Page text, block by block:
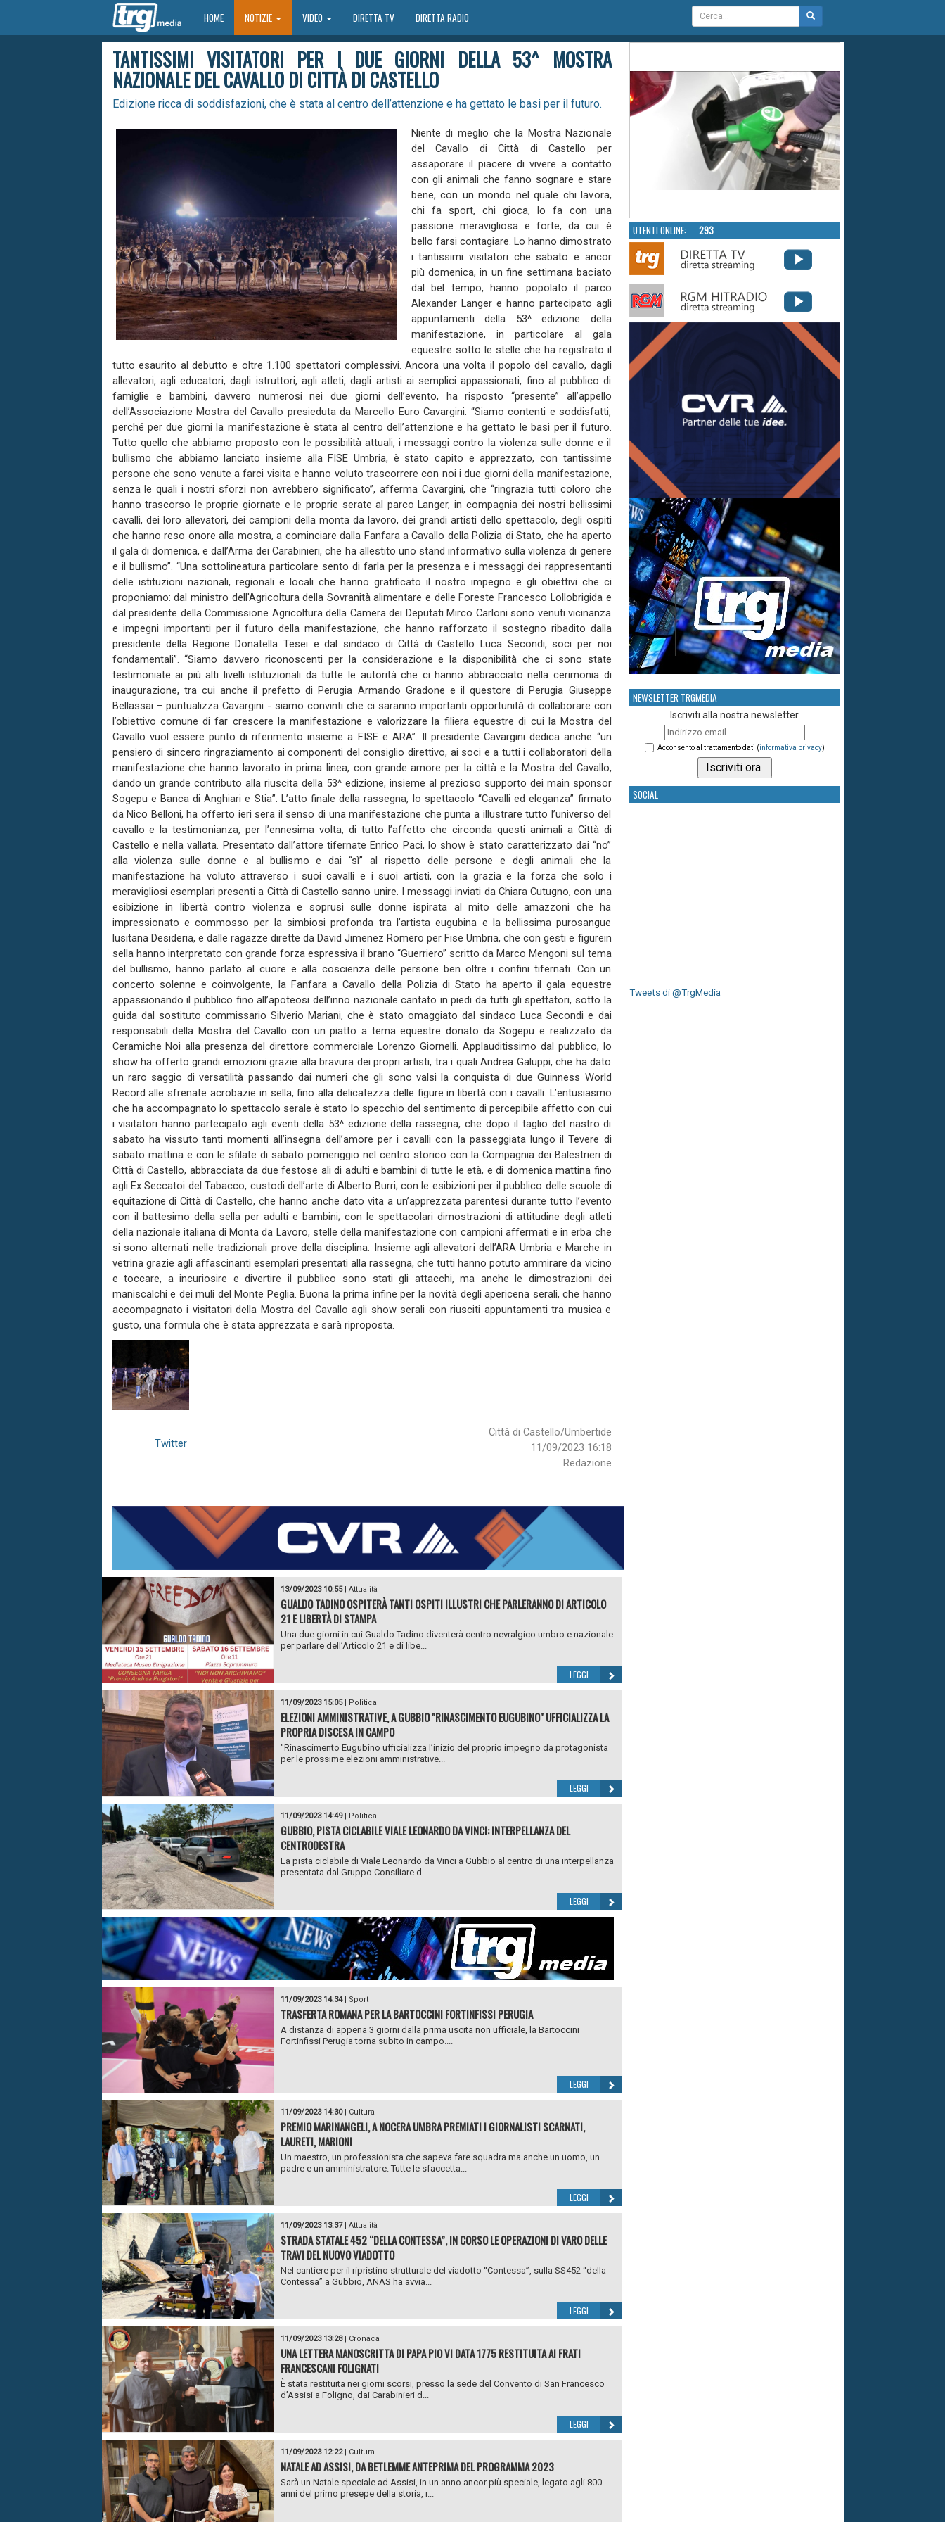
HOMEHOME NOTIZIE VIDEO DIRETTA TV DIRETTA RADIO
TANTISSIMI VISITATORI PER I DUE GIORNI DELLA 53^ MOSTRA
NAZIONALE DEL CAVALLO DI CITTÀ DI CASTELLO
Edizione ricca di soddisfazioni, che è stata al centro dell’attenzione e ha gettato le basi per il futuro.
Niente di meglio che la Mostra Nazionale
del Cavallo di Città di Castello per
assaporare il piacere di vivere a contatto
con gli animali che fanno sognare e stare
bene, con un mondo nel quale chi lavora,
chi fa sport, chi gioca, lo fa con una
passione meravigliosa e forte, da cui è
bello farsi contagiare. Lo hanno dimostrato
i tantissimi visitatori che sabato e ancor
più domenica, in un fine settimana baciato
dal bel tempo, hanno popolato il parco
Alexander Langer e hanno partecipato agli
appuntamenti della 53^ edizione della
manifestazione, in particolare al gala
equestre sotto le stelle che ha registrato il
tutto esaurito al debutto e oltre 1.100 spettatori complessivi. Ancora una volta il popolo del cavallo, dagli
allevatori, agli educatori, dagli istruttori, agli atleti, dagli artisti ai semplici appassionati, fino al pubblico di
famiglie e bambini, davvero numerosi nei due giorni dell’evento, ha risposto “presente” all’appello
dell’Associazione Mostra del Cavallo presieduta da Marcello Euro Cavargini. “Siamo contenti e soddisfatti,
perché per due giorni la manifestazione è stata al centro dell’attenzione e ha gettato le basi per il futuro.
Tutto quello che abbiamo proposto con le possibilità attuali, i messaggi contro la violenza sulle donne e il
bullismo che abbiamo lanciato insieme alla FISE Umbria, è stato capito e apprezzato, con tantissime
persone che sono venute a farci visita e hanno voluto trascorrere con noi i due giorni della manifestazione,
senza le quali i nostri sforzi non avrebbero significato”, afferma Cavargini, che “ringrazia tutti coloro che
hanno trascorso le proprie giornate e le proprie serate al parco Langer, in compagnia dei nostri bellissimi
cavalli, dei loro allevatori, dei campioni della monta da lavoro, dei grandi artisti dello spettacolo, degli ospiti
che hanno reso onore alla mostra, a cominciare dalla Fanfara a Cavallo della Polizia di Stato, che ha aperto
il gala di domenica, e dall’Arma dei Carabinieri, che ha allestito uno stand informativo sulla violenza di genere
e il bullismo”. “Una sottolineatura particolare sento di farla per la presenza e i messaggi dei rappresentanti
delle istituzioni nazionali, regionali e locali che hanno gratificato il nostro impegno e gli obiettivi che ci
proponiamo: dal ministro dell'Agricoltura della Sovranità alimentare e delle Foreste Francesco Lollobrigida e
dal presidente della Commissione Agricoltura della Camera dei Deputati Mirco Carloni sono venuti vicinanza
e impegni importanti per il futuro della manifestazione, che hanno rafforzato il sostegno ribadito dalla
presidente della Regione Donatella Tesei e dal sindaco di Città di Castello Luca Secondi, soci per noi
fondamentali”. “Siamo davvero riconoscenti per la considerazione e la disponibilità che ci sono state
testimoniate ai più alti livelli istituzionali da tutte le autorità che ci hanno abbracciato nella cerimonia di
inaugurazione, tra cui anche il prefetto di Perugia Armando Gradone e il questore di Perugia Giuseppe
Bellassai – puntualizza Cavargini - siamo convinti che ci saranno importanti opportunità di collaborare con
l’obiettivo comune di far crescere la manifestazione e valorizzare la filiera equestre di cui la Mostra del
Cavallo vuol essere punto di riferimento insieme a FISE e ARA”. Il presidente Cavargini dedica anche “un
pensiero di sincero ringraziamento ai componenti del consiglio direttivo, ai soci e a tutti i collaboratori della
manifestazione che hanno lavorato in prima linea, con grande amore per la città e la Mostra del Cavallo,
dando un grande contributo alla riuscita della 53^ edizione, insieme al prezioso supporto dei main sponsor
Sogepu e Banca di Anghiari e Stia”. L’atto finale della rassegna, lo spettacolo “Cavalli ed eleganza” firmato
da Nico Belloni, ha offerto ieri sera il senso di una manifestazione che punta a illustrare tutto l’universo del
cavallo e la testimonianza, per l’ennesima volta, di tutto l’affetto che circonda questi animali a Città di
Castello e nella vallata. Presentato dall’attore tifernate Enrico Paci, lo show è stato caratterizzato dai “no”
alla violenza sulle donne e al bullismo e dai “sì” al rispetto delle persone e degli animali che la
manifestazione ha voluto attraverso i suoi cavalli e i suoi artisti, con la grazia e la forza che solo i
meravigliosi esemplari presenti a Città di Castello sanno unire. I messaggi inviati da Chiara Cutugno, con una
esibizione in libertà contro violenza e soprusi sulle donne ispirata al mito delle amazzoni che ha
impressionato e commosso per la simbiosi profonda tra l’artista eugubina e la bellissima purosangue
lusitana Desideria, e dalle ragazze dirette da David Jimenez Romero per Fise Umbria, che con gesti e figurein
sella hanno interpretato con grande forza espressiva il brano “Guerriero” scritto da Marco Mengoni sul tema
del bullismo, hanno parlato al cuore e alla coscienza delle persone ben oltre i confini tifernati. Con un
concerto solenne e coinvolgente, la Fanfara a Cavallo della Polizia di Stato ha aperto il gala equestre
appassionando il pubblico fino all’apoteosi dell’inno nazionale cantato in piedi da tutti gli spettatori, sotto la
guida dal sostituto commissario Silverio Mariani, che è stato omaggiato dal sindaco Luca Secondi e dai
responsabili della Mostra del Cavallo con un piatto a tema equestre donato da Sogepu e realizzato da
Ceramiche Noi alla presenza del direttore commerciale Lorenzo Giornelli. Applauditissimo dal pubblico, lo
show ha offerto grandi emozioni grazie alla bravura dei propri artisti, tra i quali Andrea Galuppi, che ha dato
un raro saggio di versatilità passando dai numeri che gli sono valsi la conquista di due Guinness World
Record alle sfrenate acrobazie in sella, fino alla delicatezza delle figure in libertà con i cavalli. L’entusiasmo
che ha accompagnato lo spettacolo serale è stato lo specchio del sentimento di percepibile affetto con cui
i visitatori hanno partecipato agli eventi della 53^ edizione della rassegna, che dopo il taglio del nastro di
sabato ha vissuto tanti momenti all’insegna dell’amore per i cavalli con la passeggiata lungo il Tevere di
sabato mattina e con le sfilate di sabato pomeriggio nel centro storico con la Compagnia dei Balestrieri di
Città di Castello, abbracciata da due festose ali di adulti e bambini di tutte le età, e di domenica mattina fino
agli Ex Seccatoi del Tabacco, custodi dell’arte di Alberto Burri; con le esibizioni per il pubblico delle scuole di
equitazione di Città di Castello, che hanno anche dato vita a un’apprezzata parentesi durante tutto l’evento
con il battesimo della sella per adulti e bambini; con le spettacolari dimostrazioni di attitudine degli atleti
della nazionale italiana di Monta da Lavoro, stelle della manifestazione con campioni affermati e in erba che
si sono alternati nelle tradizionali prove della disciplina. Insieme agli allevatori dell’ARA Umbria e Marche in
vetrina grazie agli affascinanti esemplari presentati alla rassegna, che tutti hanno potuto ammirare da vicino
e toccare, a incuriosire e divertire il pubblico sono stati gli attacchi, ma anche le dimostrazioni dei
maniscalchi e dei muli del Monte Peglia. Buona la prima infine per la novità degli apericena serali, che hanno
accompagnato i visitatori della Mostra del Cavallo agli show serali con riusciti appuntamenti tra musica e
gusto, una formula che è stata apprezzata e sarà riproposta.
Città di Castello/Umbertide
11/09/2023 16:18
Redazione
Twitter
13/09/2023 10:55| Attualità
GUALDO TADINO OSPITERÀ TANTI OSPITI ILLUSTRI CHE PARLERANNO DI ARTICOLO
21 E LIBERTÀ DI STAMPA
Una due giorni in cui Gualdo Tadino diventerà centro nevralgico umbro e nazionale
per parlare dell’Articolo 21 e di libe...
LEGGI
11/09/2023 15:05| Politica
ELEZIONI AMMINISTRATIVE, A GUBBIO "RINASCIMENTO EUGUBINO" UFFICIALIZZA LA
PROPRIA DISCESA IN CAMPO
"Rinascimento Eugubino ufficializza l’inizio del proprio impegno da protagonista
per le prossime elezioni amministrative...
LEGGI
11/09/2023 14:49| Politica
GUBBIO, PISTA CICLABILE VIALE LEONARDO DA VINCI: INTERPELLANZA DEL
CENTRODESTRA
La pista ciclabile di Viale Leonardo da Vinci a Gubbio al centro di una interpellanza
presentata dal Gruppo Consiliare d...
LEGGI
11/09/2023 14:34| Sport
TRASFERTA ROMANA PER LA BARTOCCINI FORTINFISSI PERUGIA
A distanza di appena 3 giorni dalla prima uscita non ufficiale, la Bartoccini
Fortinfissi Perugia torna subito in campo....
LEGGI
11/09/2023 14:30| Cultura
PREMIO MARINANGELI, A NOCERA UMBRA PREMIATI I GIORNALISTI SCARNATI,
LAURETI, MARIONI
Un maestro, un professionista che sapeva fare squadra ma anche un uomo, un
padre e un amministratore. Tutte le sfaccetta...
LEGGI
11/09/2023 13:37| Attualità
STRADA STATALE 452 “DELLA CONTESSA”, IN CORSO LE OPERAZIONI DI VARO DELLE
TRAVI DEL NUOVO VIADOTTO
Nel cantiere per il ripristino strutturale del viadotto “Contessa”, sulla SS452 “della
Contessa” a Gubbio, ANAS ha avvia...
LEGGI
11/09/2023 13:28| Cronaca
UNA LETTERA MANOSCRITTA DI PAPA PIO VI DATA 1775 RESTITUITA AI FRATI
FRANCESCANI FOLIGNATI
È stata restituita nei giorni scorsi, presso la sede del Convento di San Francesco
d’Assisi a Foligno, dai Carabinieri d...
LEGGI
11/09/2023 12:22| Cultura
NATALE AD ASSISI, DA BETLEMME ANTEPRIMA DEL PROGRAMMA 2023
Sarà un Natale speciale ad Assisi, in un anno ancor più speciale, legato agli 800
anni del primo presepe della storia, r...
UTENTI ONLINE: 293
NEWSLETTER TRGMEDIA
Iscriviti alla nostra newsletter
Acconsento al trattamento dati (informativa privacy)
SOCIAL
Tweets di @TrgMedia